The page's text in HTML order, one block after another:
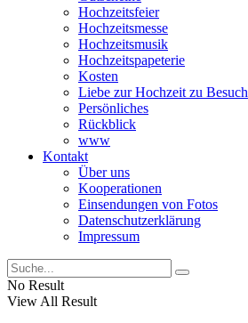
Hochzeitsfeier
Hochzeitsmesse
Hochzeitsmusik
Hochzeitspapeterie
Kosten
Liebe zur Hochzeit zu Besuch
Persönliches
Rückblick
www
Kontakt
Über uns
Kooperationen
Einsendungen von Fotos
Datenschutzerklärung
Impressum
No Result
View All Result